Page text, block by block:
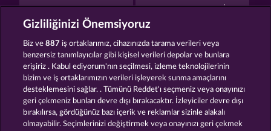
THE WARLOCKS BOOK THE BLACK BOOK OF PIRATES
MAGIC BOOK 6 BOOKS AND BULLS
Gizliliğinizi Önemsiyoruz
Biz ve887 iş ortaklarımız, cihazınızda tarama verileri veya
benzersiz tanımlayıcılar gibi kişisel verileri depolar ve bunlara
erişiriz . Kabul ediyorum'nın seçilmesi, izleme teknolojilerinin
bizim ve iş ortaklarımızın verileri işleyerek sunma amaçlarını
desteklemesini sağlar. . Tümünü Reddet'ı seçmeniz veya onayınızı
geri çekmeniz bunları devre dışı bırakacaktır. İzleyiciler devre dışı
bırakılırsa, gördüğünüz bazı içerik ve reklamlar sizinle alakalı
olmayabilir. Seçimlerinizi değiştirmek veya onayınızı geri çekmek